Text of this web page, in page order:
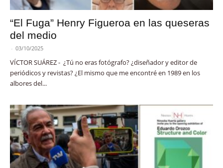
“El Fuga” Henry Figueroa en las queseras
del medio
- 03/10/2025
VÍCTOR SUÁREZ - ¿Tú no eras fotógrafo? ¿diseñador y editor de
periódicos y revistas? ¿El mismo que me encontré en 1989 en los
albores del...